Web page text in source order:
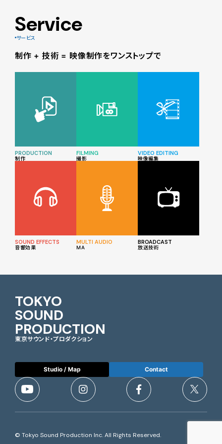
Service
サービス
制作 + 技術 = 映像制作をワンストップで
PRODUCTION
制作
FILMING
撮影
VIDEO EDITING
映像編集
SOUND EFFECTS
音響効果
MULTI AUDIO
MA
BROADCAST
放送技術
TOKYO
SOUND
PRODUCTION
東京サウンド・プロダクション
Studio / Map Contact
© Tokyo Sound Production Inc. All Rights Reserved.